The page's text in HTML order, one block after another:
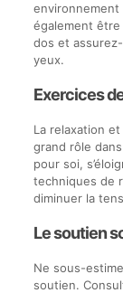
environnement
également
dos et
yeux.
Exercices
La relaxation
grand rôle
pour soi,
techniques de
diminuer la
Le soutien
Ne sous-
soutien.